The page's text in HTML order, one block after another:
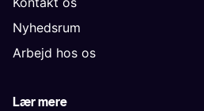
Nyhedsrum
Arbejd hos os
Lær mere